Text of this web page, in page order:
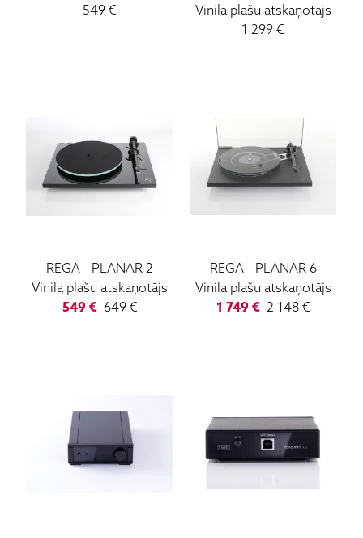
549 €
Vinila plašu atskaņotājs
1 299 €
REGA - PLANAR 2
Vinila plašu atskaņotājs
549€ 649€
REGA- PLANAR 6
Vinila plašu atskaņotājs
1 749€ 2 148€